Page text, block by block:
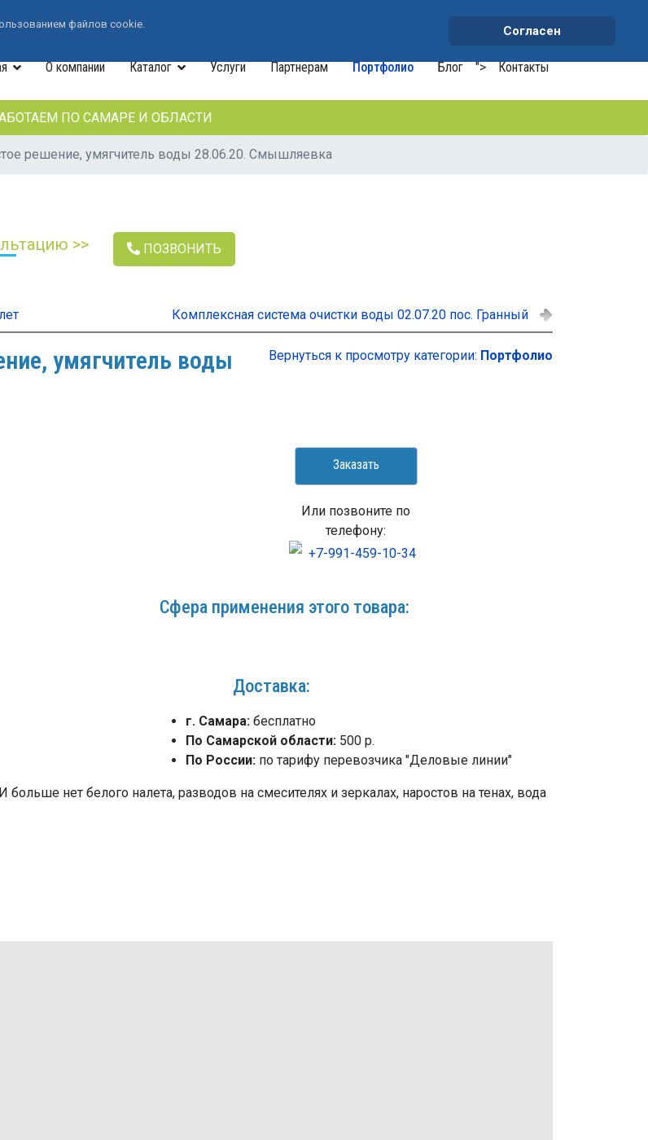
+7 (846) 33-490-33 waterson-s@ya.ru
О компании Каталог Услуги Партнерам Портфолио Блог "> Контакты
ПО САМАРЕ И ОБЛАСТИ
решение, умягчитель воды 28.06.20. Смышляевка
>> ПОЗВОНИТЬ
Комплексная система очистки воды 02.07.20 пос. Гранный
Вернуться к просмотру категории: Портфолио
умягчитель воды
Заказать
Или позвоните по
телефону:
+7-991-459-10-34
Сфера применения этого товара:
Доставка:
г. Самара:бесплатно
По Самарской области:500 р.
По России:по тарифу перевозчика "Деловые линии"
нет белого налета, разводов на смесителях и зеркалах, наростов на тенах, вода
файлов cookie. Согласен